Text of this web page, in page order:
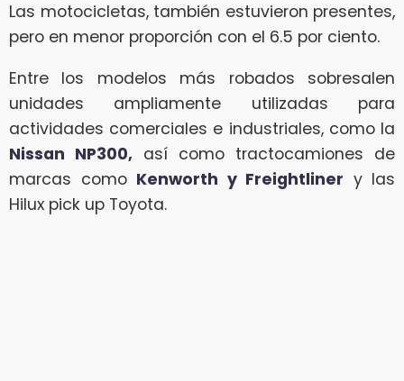
Las motocicletas, también estuvieron presentes,
pero en menor proporción con el 6.5 por ciento.
Entre los modelos más robados sobresalen
unidades ampliamente utilizadas para
actividades comerciales e industriales, como la
Nissan NP300, así como tractocamiones de
marcas como Kenworth y Freightliner y las
Hilux pick up Toyota.